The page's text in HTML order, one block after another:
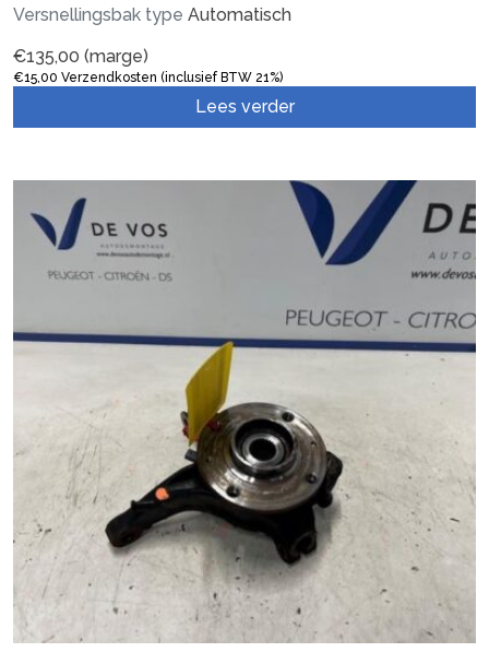
Versnellingsbak type Automatisch
€135,00 (marge)
€15,00 Verzendkosten (inclusief BTW 21%)
Lees verder